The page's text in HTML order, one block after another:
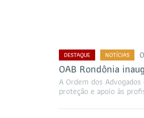
DESTAQUE NOTÍCIAS
OAB Rondônia
A Ordem dos
proteção e apoio às